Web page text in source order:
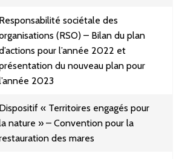
Responsabilité sociétale des
(RSO) – Bilan du plan
pour l’année 2022 et
du nouveau plan pour
2023
Dispositif « Territoires engagés pour
nature » – Convention pour la
des mares